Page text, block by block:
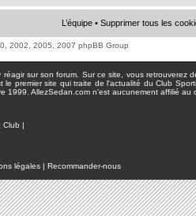
L’équipe • Supprimer tous les
2002, 2005, 2007 phpBB Group
sur son forum. Sur ce site, vous retrouverez
premier site qui traite de l'actualité du Club
1999. AllezSedan.com n'est aucunement affilié au
Club |
légales | Recommander-nous